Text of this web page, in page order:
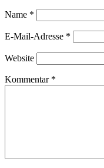
Name *
E-Mail-Adresse *
Website
Kommentar *